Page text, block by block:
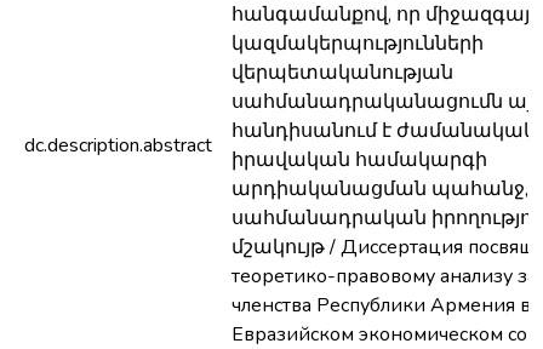
dc.description.abstract
հանգամանքով, որ
կազմակերպությունների
վերպետականության
սահմանադրականացումն
հանդիսանում է
իրավական համակարգի
արդիականացման պահանջ,
սահմանադրական
մշակույթ / Диссертация
теоретико-правовому анализу
членства Республики Армения в
Евразийском экономическом